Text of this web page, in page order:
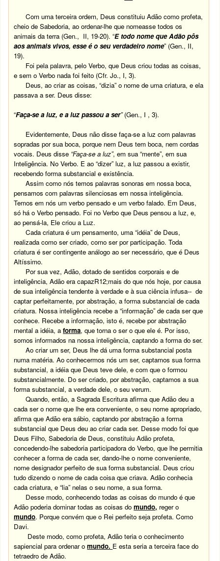
Com uma terceira ordem, Deus constituiu Adão como profeta,
cheio de Sabedoria, ao ordenar-lhe que nomeasse todos os
animais da terra (Gen., II, 19-20). “E todo nome que Adão pôs
aos animais vivos, esse é o seu verdadeiro nome” (Gen., II,
19).
Foi pela palavra, pelo Verbo, que Deus criou todas as coisas,
e sem o Verbo nada foi feito (Cfr. Jo., I, 3).
Deus, ao criar as coisas, “dizia” o nome de uma criatura, e ela
passava a ser. Deus disse:
“Faça-se a luz, e a luz passou a ser”(Gen., I , 3).
Evidentemente, Deus não disse faça-se a luz com palavras
sopradas por sua boca, porque nem Deus tem boca, nem cordas
vocais. Deus disse “Faça-se a luz”, em sua “mente”, em sua
Inteligência. No Verbo. E ao “dizer” luz, a luz passou a existir,
recebendo forma substancial e existência.
Assim como nós temos palavras sonoras em nossa boca,
pensamos com palavras silenciosas em nossa inteligência.
Temos em nós um verbo pensado e um verbo falado. Em Deus,
só há o Verbo pensado. Foi no Verbo que Deus pensou a luz, e,
ao pensá-la, Ele criou a Luz.
Cada criatura é um pensamento, uma “idéia” de Deus,
realizada como ser criado, como ser por participação. Toda
criatura é ser contingente análogo ao ser necessário, que é Deus
Altíssimo.
Por sua vez, Adão, dotado de sentidos corporais e de
inteligência, Adão era capazR12;mais do que nós hoje, por causa
de sua inteligência tendente à verdade e à sua ciência infusa-- de
captar perfeitamente, por abstração, a forma substancial de cada
criatura. Nossa inteligência recebe a “informação” de cada ser que
conhece. Recebe a informação, isto é, recebe por abstração
mental a idéia, aforma, que torna o ser o que ele é. Por isso,
somos informados na nossa inteligência, captando a forma do ser.
Ao criar um ser, Deus lhe dá uma forma substancial posta
numa matéria. Ao conhecermos nós um ser, captamos sua forma
substancial, a idéia que Deus teve dele, e com que o formou
substancialmente. Do ser criado, por abstração, captamos a sua
forma substancial, a verdade dele, o seu verum.
Quando, então, a Sagrada Escritura afirma que Adão deu a
cada ser o nome que lhe era conveniente, o seu nome apropriado,
afirma que Adão era sábio, captando por abstração a forma
substancial que Deus deu ao criar cada ser. Desse modo foi que
Deus Filho, Sabedoria de Deus, constituiu Adão profeta,
concedendo-lhe sabedoria participadora do Verbo, que lhe permitia
conhecer a forma de cada ser, dando-lhe o nome conveniente,
nome designador perfeito de sua forma substancial. Deus criou
tudo dizendo o nome de cada coisa que criava. Adão conhecia
cada criatura, e “lia” nelas o seu nome, a sua forma.
Desse modo, conhecendo todas as coisas do mundo é que
Adão poderia dominar todas as coisas do mundo, reger o
mundo. Porque convém que o Rei perfeito seja profeta. Como
Davi.
Deste modo, como profeta, Adão teria o conhecimento
sapiencial para ordenar omundo. E esta seria a terceira face do
tetraedro de Adão.